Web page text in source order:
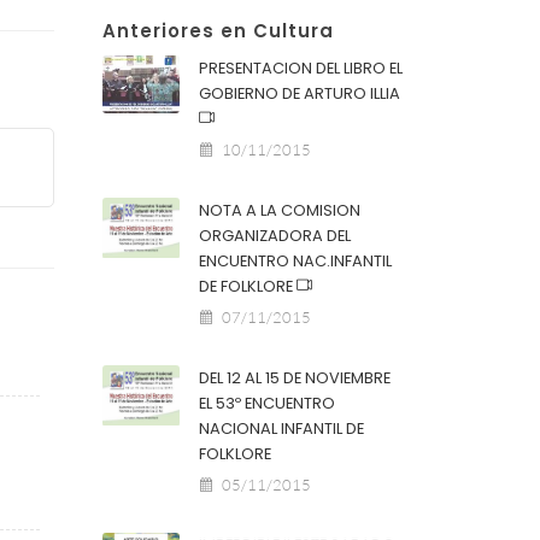
Anteriores en Cultura
PRESENTACION DEL LIBRO EL
GOBIERNO DE ARTURO ILLIA
10/11/2015
NOTA A LA COMISION
ORGANIZADORA DEL
ENCUENTRO NAC.INFANTIL
DE FOLKLORE
07/11/2015
DEL 12 AL 15 DE NOVIEMBRE
EL 53º ENCUENTRO
NACIONAL INFANTIL DE
FOLKLORE
05/11/2015